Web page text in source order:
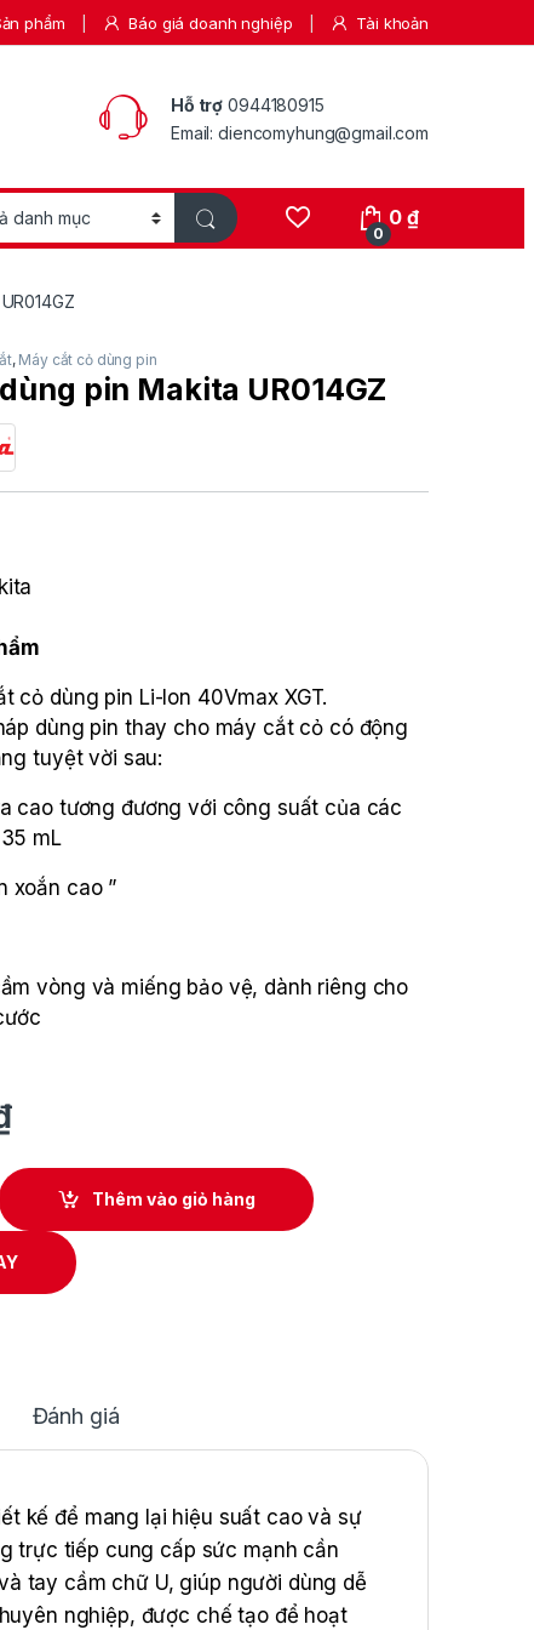
phẩm Báo giá doanh nghiệp Tài khoản
Hỗ trợ 0944180915
Email: diencomyhung@gmail.com
0
0₫
, Máy cắt cỏ dùng pin
pin Makita UR014GZ
cỏ dùng pin Li-Ion 40Vmax XGT.
dùng pin thay cho máy cắt cỏ có động
tuyệt vời sau:
cao tương đương với công suất của các
mL
xoắn cao ”
vòng và miếng bảo vệ, dành riêng cho
UR014GZ quantity
Thêm vào giỏ hàng
Đánh giá
kế để mang lại hiệu suất cao và sự
trực tiếp cung cấp sức mạnh cần
tay cầm chữ U, giúp người dùng dễ
nghiệp, được chế tạo để hoạt